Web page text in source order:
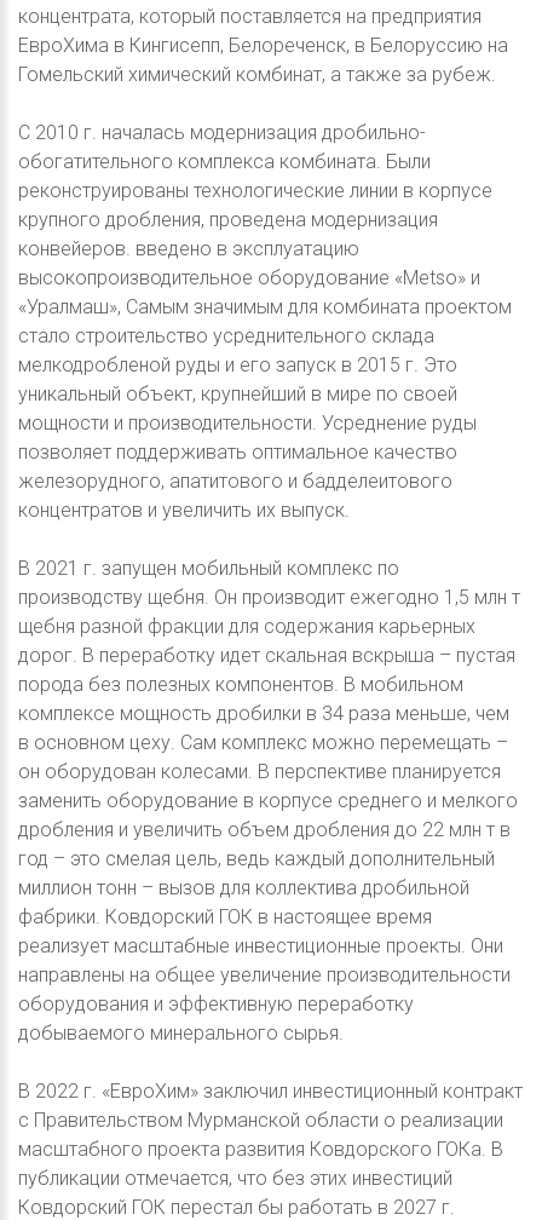
концентрата, который поставляется на предприятия
ЕвроХима в Кингисепп, Белореченск, в Белоруссию на
Гомельский химический комбинат, а также за рубеж.
С 2010 г. началась модернизация дробильно-
обогатительного комплекса комбината. Были
реконструированы технологические линии в корпусе
крупного дробления, проведена модернизация
конвейеров. введено в эксплуатацию
высокопроизводительное оборудование «Metso» и
«Уралмаш», Самым значимым для комбината проектом
стало строительство усреднительного склада
мелкодробленой руды и его запуск в 2015 г. Это
уникальный объект, крупнейший в мире по своей
мощности и производительности. Усреднение руды
позволяет поддерживать оптимальное качество
железорудного, апатитового и бадделеитового
концентратов и увеличить их выпуск.
В 2021 г. запущен мобильный комплекс по
производству щебня. Он производит ежегодно 1,5 млн т
щебня разной фракции для содержания карьерных
дорог. В переработку идет скальная вскрыша – пустая
порода без полезных компонентов. В мобильном
комплексе мощность дробилки в 34 раза меньше, чем
в основном цеху. Сам комплекс можно перемещать –
он оборудован колесами. В перспективе планируется
заменить оборудование в корпусе среднего и мелкого
дробления и увеличить объем дробления до 22 млн т в
год – это смелая цель, ведь каждый дополнительный
миллион тонн – вызов для коллектива дробильной
фабрики. Ковдорский ГОК в настоящее время
реализует масштабные инвестиционные проекты. Они
направлены на общее увеличение производительности
оборудования и эффективную переработку
добываемого минерального сырья.
В 2022 г. «ЕвроХим» заключил инвестиционный контракт
с Правительством Мурманской области о реализации
масштабного проекта развития Ковдорского ГОКа. В
публикации отмечается, что без этих инвестиций
Ковдорский ГОК перестал бы работать в 2027 г.